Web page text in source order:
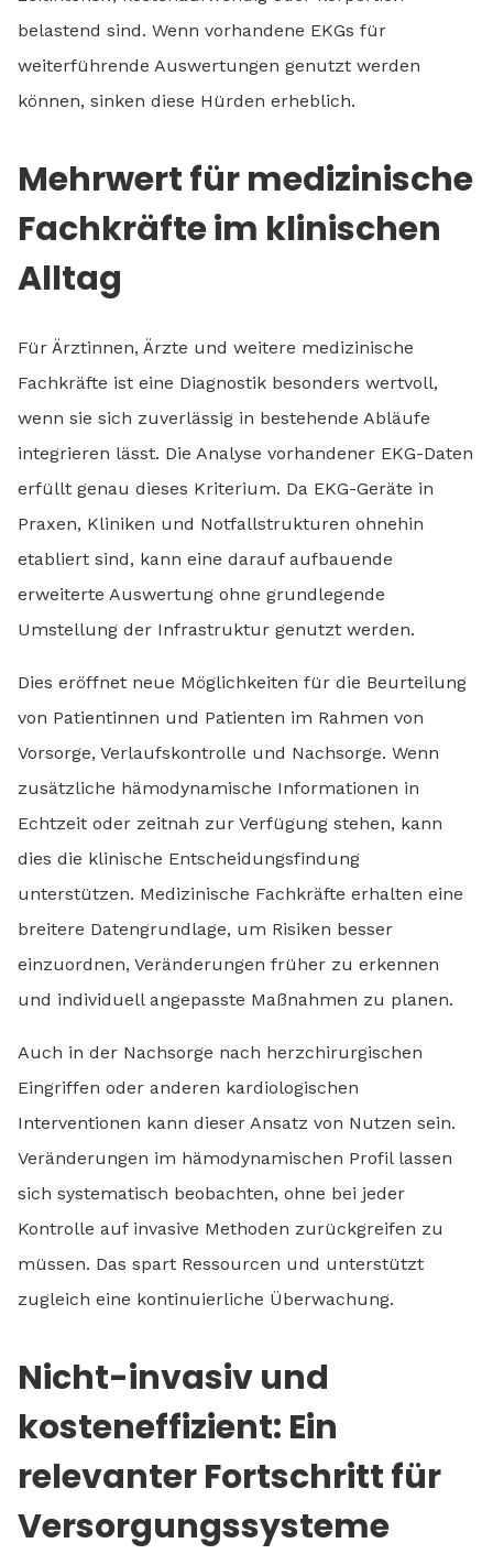
belastend sind. Wenn vorhandene EKGs für
weiterführende Auswertungen genutzt werden
können, sinken diese Hürden erheblich.
Mehrwert für medizinische
Fachkräfte im klinischen
Alltag
Für Ärztinnen, Ärzte und weitere medizinische
Fachkräfte ist eine Diagnostik besonders wertvoll,
wenn sie sich zuverlässig in bestehende Abläufe
integrieren lässt. Die Analyse vorhandener EKG-Daten
erfüllt genau dieses Kriterium. Da EKG-Geräte in
Praxen, Kliniken und Notfallstrukturen ohnehin
etabliert sind, kann eine darauf aufbauende
erweiterte Auswertung ohne grundlegende
Umstellung der Infrastruktur genutzt werden.
Dies eröffnet neue Möglichkeiten für die Beurteilung
von Patientinnen und Patienten im Rahmen von
Vorsorge, Verlaufskontrolle und Nachsorge. Wenn
zusätzliche hämodynamische Informationen in
Echtzeit oder zeitnah zur Verfügung stehen, kann
dies die klinische Entscheidungsfindung
unterstützen. Medizinische Fachkräfte erhalten eine
breitere Datengrundlage, um Risiken besser
einzuordnen, Veränderungen früher zu erkennen
und individuell angepasste Maßnahmen zu planen.
Auch in der Nachsorge nach herzchirurgischen
Eingriffen oder anderen kardiologischen
Interventionen kann dieser Ansatz von Nutzen sein.
Veränderungen im hämodynamischen Profil lassen
sich systematisch beobachten, ohne bei jeder
Kontrolle auf invasive Methoden zurückgreifen zu
müssen. Das spart Ressourcen und unterstützt
zugleich eine kontinuierliche Überwachung.
Nicht-invasiv und
kosteneffizient: Ein
relevanter Fortschritt für
Versorgungssysteme